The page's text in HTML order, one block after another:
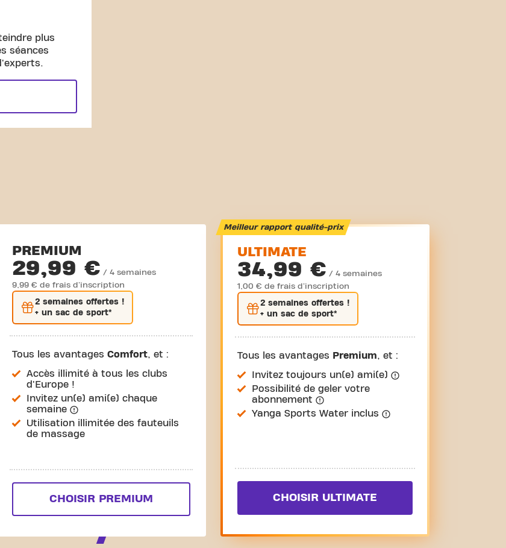
plus
séances
PREMIUM
29,99 € / 4 semaines
9,99 € de frais d'inscription
2 semaines offertes !
+ un sac de sport*
Tous les avantagesComfort, et :
Accès illimité à tous les clubs
d'Europe !
Invitez un(e) ami(e) chaque
semaine
Utilisation illimitée des fauteuils
de massage
CHOISIR PREMIUM
Meilleur rapport qualité-prix
ULTIMATE
34,99 € / 4 semaines
1,00 € de frais d'inscription
2 semainesoffertes !
+ un sac de sport*
Tous les avantages Premium, et :
Invitez toujours un(e) ami(e)
Possibilité de geler votre
abonnement
Yanga Sports Water inclus
CHOISIR ULTIMATE